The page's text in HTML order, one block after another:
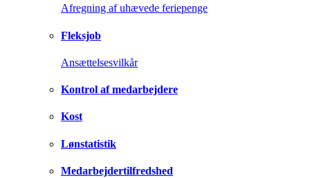
Afregning af uhævede feriepenge
Fleksjob
Ansættelsesvilkår
Kontrol af medarbejdere
Kost
Lønstatistik
Medarbejdertilfredshed